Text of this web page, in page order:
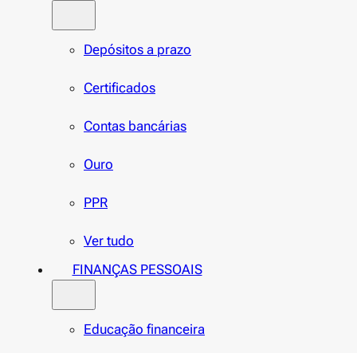
Depósitos a prazo
Certificados
Contas bancárias
Ouro
PPR
Ver tudo
FINANÇAS PESSOAIS
Educação financeira